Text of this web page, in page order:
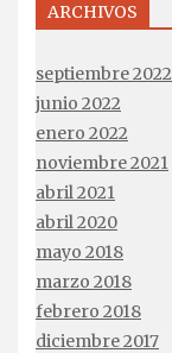
ARCHIVOS
septiembre 2022
junio 2022
enero 2022
noviembre 2021
abril 2021
abril 2020
mayo 2018
marzo 2018
febrero 2018
diciembre 2017